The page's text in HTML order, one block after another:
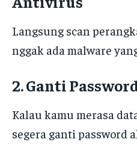
Langsung scan
nggak ada malware
2. Ganti
Kalau kamu merasa
segera ganti password